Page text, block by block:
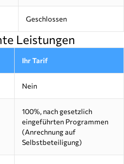
Geschlossen
Leistungen
Ihr Tarif
Nein
100%, nach gesetzlich
eingeführten Programmen
(Anrechnung auf
Selbstbeteiligung)